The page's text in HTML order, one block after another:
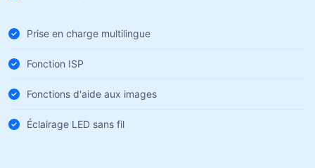
Prise en charge multilingue
Fonction ISP
Fonctions d'aide aux images
Éclairage LED sans fil